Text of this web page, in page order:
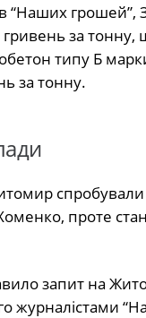
“Наших
за
типу Б
за тонну.
спробували
проте
запит на
журналістами